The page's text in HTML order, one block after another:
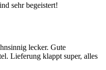
sehr begeistert!
lecker. Gute
Lieferung klappt super, alles